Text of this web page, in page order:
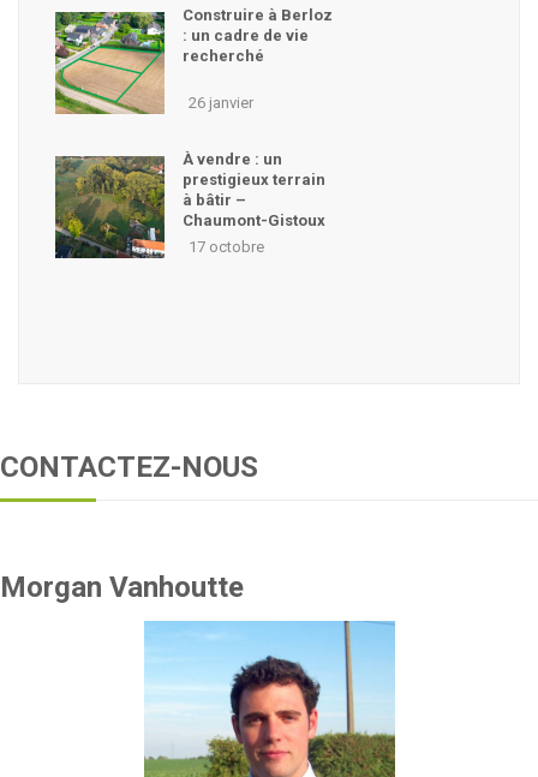
Construire à Berloz
: un cadre de vie
recherché
26 janvier
À vendre : un
prestigieux terrain
à bâtir –
Chaumont-Gistoux
17 octobre
CONTACTEZ-NOUS
Morgan Vanhoutte